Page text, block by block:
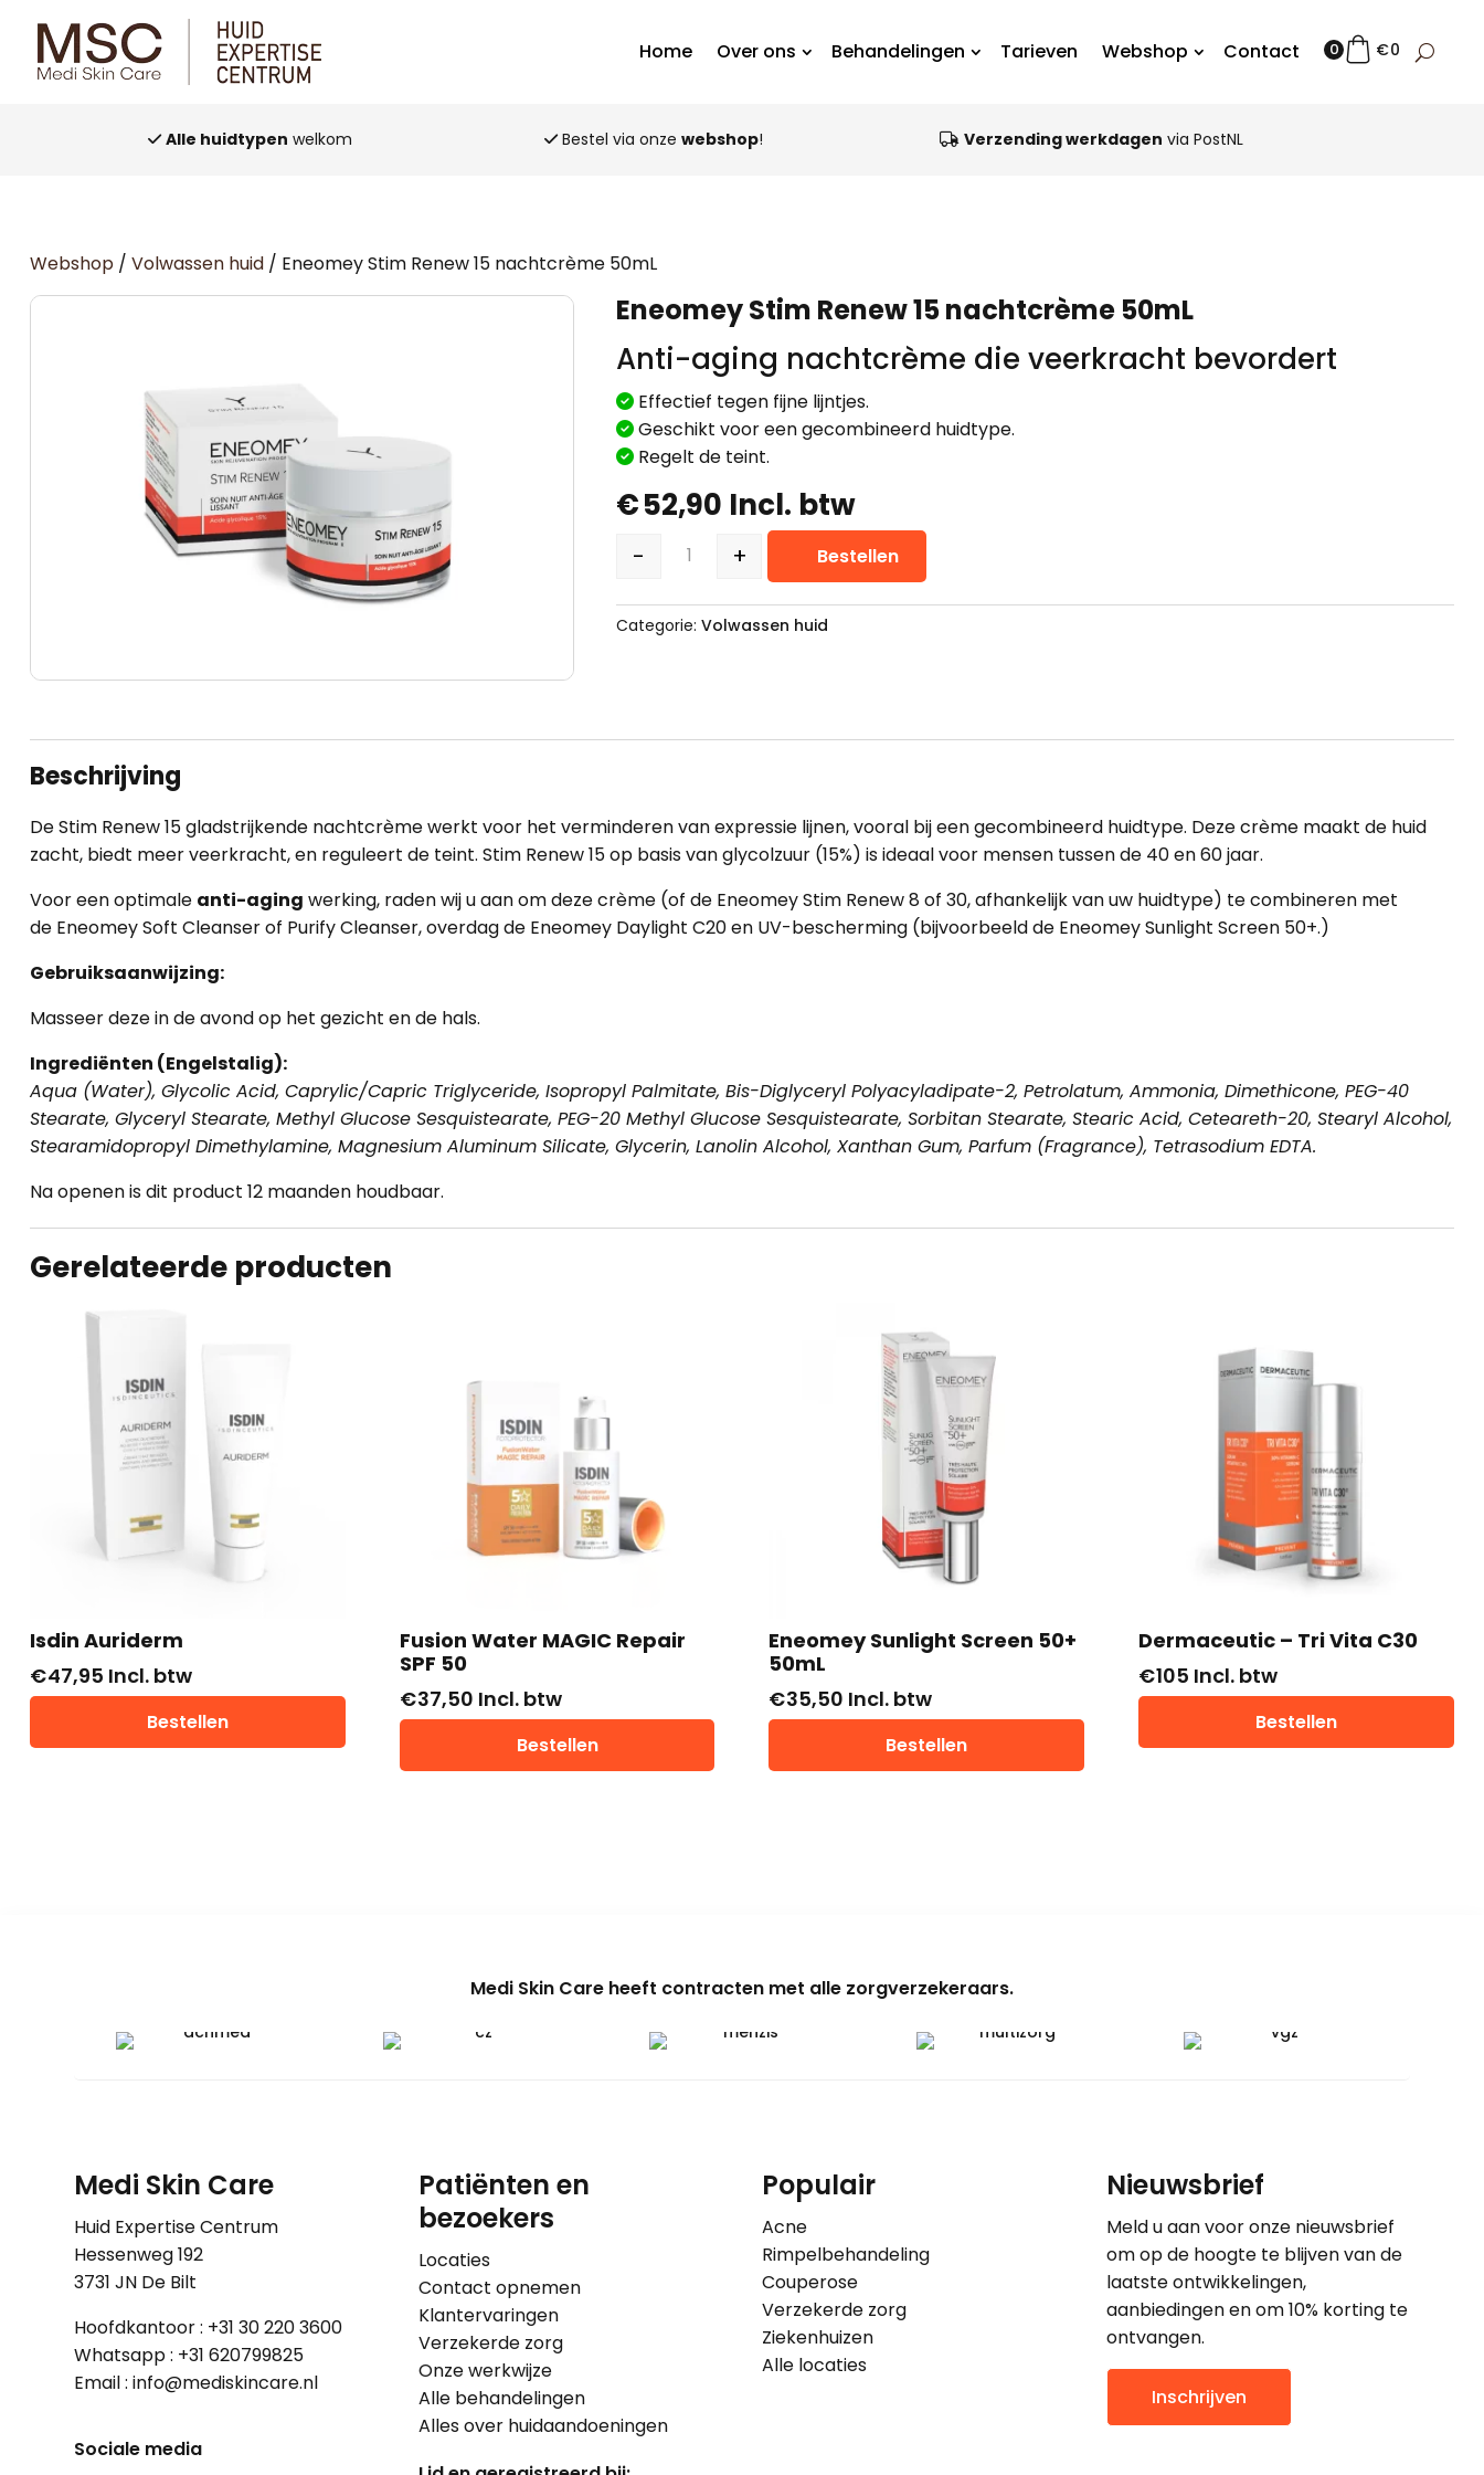
Home Over ons Behandelingen Tarieven Webshop Contact 0 €0
Alle huidtypen welkom Bestel via onze webshop! Verzending werkdagen via PostNL
Webshop/ Volwassen huid/ Eneomey Stim Renew 15 nachtcrème 50mL
Eneomey Stim Renew 15 nachtcrème 50mL
Anti-aging nachtcrème die veerkracht bevordert
Effectief tegen fijne lijntjes.
Geschikt voor een gecombineerd huidtype.
Regelt de teint.
€52,90 Incl. btw
Eneomey Stim Renew 15 nachtcrème 50mL aantal
- + Bestellen
Categorie:Volwassen huid
Beschrijving
De Stim Renew 15 gladstrijkende nachtcrème werkt voor het verminderen vanexpressie lijnen, vooral bij een gecombineerd huidtype. Deze crème maakt de huid
zacht, biedt meer veerkracht, en reguleert de teint. Stim Renew 15 op basis van glycolzuur (15%) is ideaal voor mensen tussen de 40 en 60 jaar.
Voor een optimale anti-aging werking, raden wij u aan om deze crème (of de Eneomey Stim Renew 8 of 30, afhankelijk van uw huidtype) te combineren met
de Eneomey Soft Cleanserof Purify Cleanser, overdag de Eneomey Daylight C20en UV-bescherming(bijvoorbeeld de Eneomey Sunlight Screen 50+.)
Gebruiksaanwijzing:
Masseer deze in de avond op het gezicht en de hals.
Ingrediënten (Engelstalig):
Aqua (Water), Glycolic Acid, Caprylic/Capric Triglyceride, Isopropyl Palmitate, Bis-Diglyceryl Polyacyladipate-2, Petrolatum, Ammonia, Dimethicone, PEG-40
Stearate, Glyceryl Stearate, Methyl Glucose Sesquistearate, PEG-20 Methyl Glucose Sesquistearate, Sorbitan Stearate, Stearic Acid, Ceteareth-20, Stearyl Alcohol,
Stearamidopropyl Dimethylamine, Magnesium Aluminum Silicate, Glycerin, Lanolin Alcohol, Xanthan Gum, Parfum (Fragrance), Tetrasodium EDTA.
Na openen is dit product 12 maanden houdbaar.
Gerelateerde producten
Isdin Auriderm
€47,95 Incl. btw
Bestellen
Fusion Water MAGIC Repair
SPF 50
€37,50 Incl. btw
Bestellen
Eneomey Sunlight Screen 50+
50mL
€35,50 Incl. btw
Bestellen
Dermaceutic – Tri Vita C30
€105 Incl. btw
Bestellen
Medi Skin Care heeft contracten met alle zorgverzekeraars.
Medi Skin Care
Huid Expertise Centrum
Hessenweg 192
3731 JN De Bilt
Hoofdkantoor : +31 30 220 3600
Whatsapp : +31 620799825
Email : info@mediskincare.nl
Sociale media
Patiënten en
bezoekers
Locaties
Contact opnemen
Klantervaringen
Verzekerde zorg
Onze werkwijze
Alle behandelingen
Alles over huidaandoeningen
Populair
Acne
Rimpelbehandeling
Couperose
Verzekerde zorg
Ziekenhuizen
Alle locaties
Nieuwsbrief
Meld u aan voor onze nieuwsbrief
om op de hoogte te blijven van de
laatste ontwikkelingen,
aanbiedingen en om 10% korting te
ontvangen.
Inschrijven